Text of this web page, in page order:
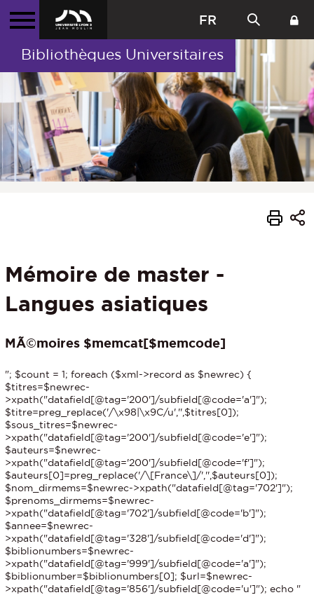
FR
Bibliothèques Universitaires
Mémoire de master -
Langues asiatiques
MÃ©moires $memcat[$memcode]
"; $count = 1; foreach ($xml->record as $newrec) {
$titres=$newrec-
>xpath("datafield[@tag='200']/subfield[@code='a']");
$titre=preg_replace('/\x98|\x9C/u','',$titres[0]);
$sous_titres=$newrec-
>xpath("datafield[@tag='200']/subfield[@code='e']");
$auteurs=$newrec-
>xpath("datafield[@tag='200']/subfield[@code='f']");
$auteurs[0]=preg_replace('/\[France\]/','',$auteurs[0]);
$nom_dirmems=$newrec->xpath("datafield[@tag='702']");
$prenoms_dirmems=$newrec-
>xpath("datafield[@tag='702']/subfield[@code='b']");
$annee=$newrec-
>xpath("datafield[@tag='328']/subfield[@code='d']");
$biblionumbers=$newrec-
>xpath("datafield[@tag='999']/subfield[@code='a']");
$biblionumber=$biblionumbers[0]; $url=$newrec-
>xpath("datafield[@tag='856']/subfield[@code='u']"); echo "